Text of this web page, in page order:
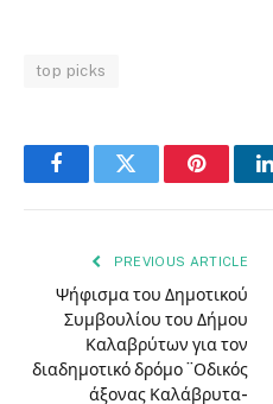
top picks
FacebookTwitter Pinterest
PREVIOUS ARTICLE
Ψήφισμα του Δημοτικού
Συμβουλίου του Δήμου
Καλαβρύτων για τον
διαδημοτικό δρόμο ¨Οδικός
άξονας Καλάβρυτα-